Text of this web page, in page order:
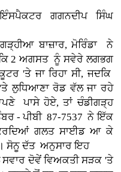
ਗਗਨਦੀਪ ਸਿੰਘ
ਬਾਜ਼ਾਰ, ਮੋਰਿੰਡਾ ਨੇ
2 ਅਗਸਤ ਨੂੰ ਸਵੇਰੇ ਲਗਭਗ
'ਤੇ ਜਾ ਰਿਹਾ ਸੀ, ਜਦਕਿ
ਲੁਧਿਆਣਾ ਰੋਡ ਵੱਲ ਜਾ ਰਹੇ
ਪਾਸੇ ਹੋਏ, ਤਾਂ ਚੰਡੀਗੜ੍ਹ
- ਪੀਬੀ 87-7537 ਨੇ ਇੱਕ
ਗਲਤ ਸਾਈਡ ਆ ਕੇ
ਸੋਨੂ ਦੱਤ ਅਨੁਸਾਰ ਇਹ
ਦੋਵੇਂ ਵਿਅਕਤੀ ਸੜਕ 'ਤੇ